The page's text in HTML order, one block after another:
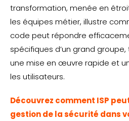
transformation, menée en
les équipes métier, illustre
code peut répondre
spécifiques d’un grand
une mise en œuvre rapide et
les utilisateurs.
Découvrez comment ISP
gestion de la sécurité dans